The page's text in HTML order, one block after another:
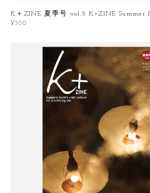
K＋ZINE 夏季号 vol.5 K+ZINE Summer
¥500